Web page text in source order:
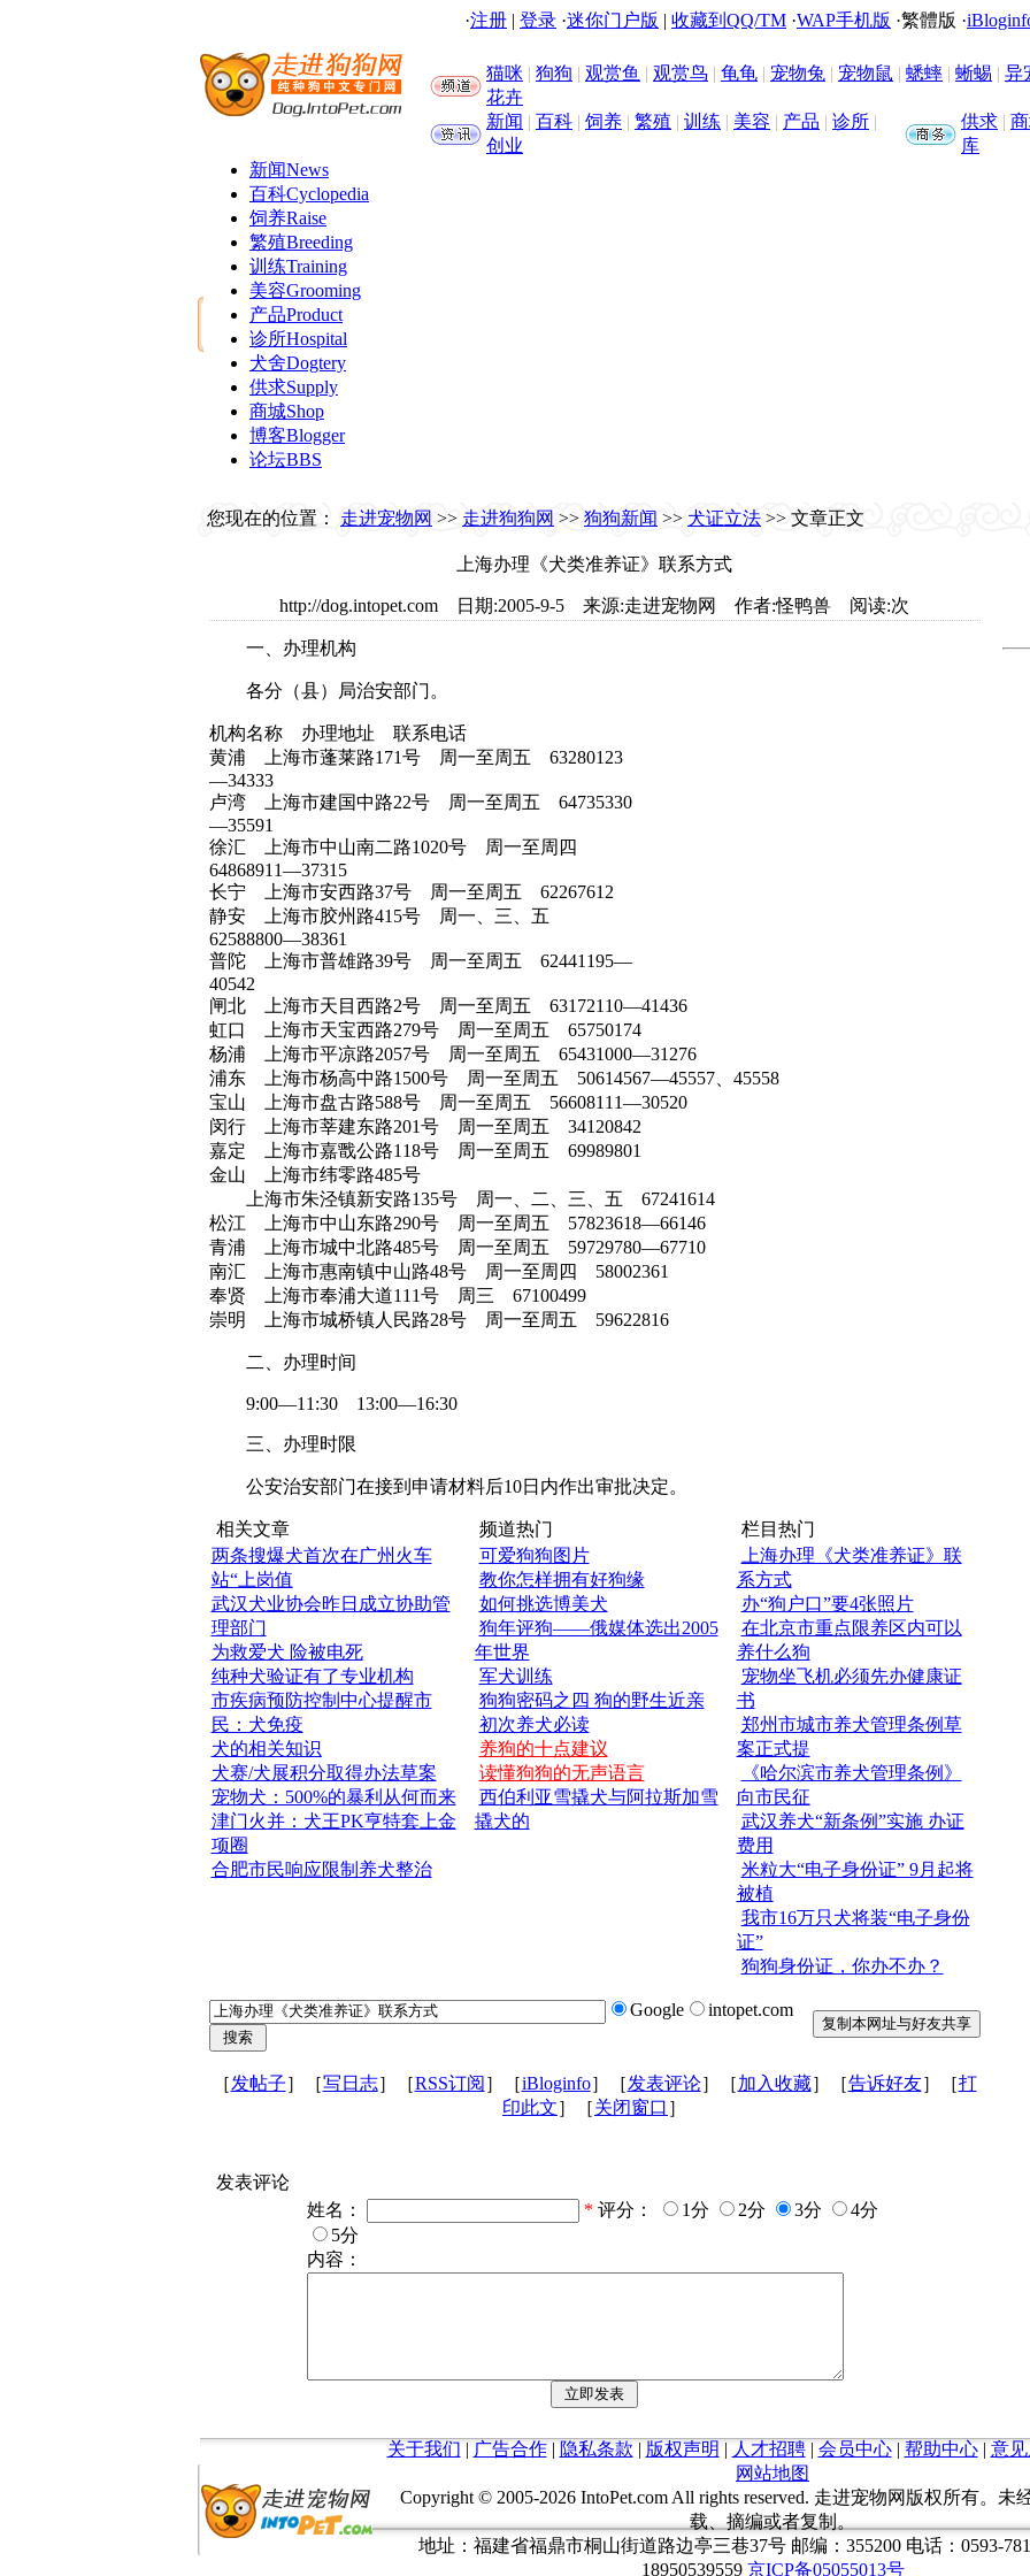
·注册 | 登录 ·迷你门户版 | 收藏到QQ/TM ·WAP手机版 ·繁體版 ·
猫咪 | 狗狗 | 观赏鱼 | 观赏鸟 | 龟龟 | 宠物兔 | 宠物鼠 | 蟋蟀 | 蜥蜴 | 异
花卉
新闻 | 百科 | 饲养 | 繁殖 | 训练 | 美容 | 产品 | 诊所 |
创业
供求 |
库
新闻News
百科Cyclopedia
饲养Raise
繁殖Breeding
训练Training
美容Grooming
产品Product
诊所Hospital
犬舍Dogtery
供求Supply
商城Shop
博客Blogger
论坛BBS
您现在的位置： 走进宠物网 >> 走进狗狗网 >> 狗狗新闻 >> 犬证立法 >> 文章正文
上海办理《犬类准养证》联系方式
http://dog.intopet.com 日期:2005-9-5 来源:走进宠物网 作者:怪鸭兽 阅读:次
一、办理机构
各分（县）局治安部门。
机构名称 办理地址 联系电话
黄浦 上海市蓬莱路171号 周一至周五 63280123
—34333
卢湾 上海市建国中路22号 周一至周五 64735330
—35591
徐汇 上海市中山南二路1020号 周一至周四
64868911—37315
长宁 上海市安西路37号 周一至周五 62267612
静安 上海市胶州路415号 周一、三、五
62588800—38361
普陀 上海市普雄路39号 周一至周五 62441195—
40542
闸北 上海市天目西路2号 周一至周五 63172110—41436
虹口 上海市天宝西路279号 周一至周五 65750174
杨浦 上海市平凉路2057号 周一至周五 65431000—31276
浦东 上海市杨高中路1500号 周一至周五 50614567—45557、45558
宝山 上海市盘古路588号 周一至周五 56608111—30520
闵行 上海市莘建东路201号 周一至周五 34120842
嘉定 上海市嘉戬公路118号 周一至周五 69989801
金山 上海市纬零路485号
上海市朱泾镇新安路135号 周一、二、三、五 67241614
松江 上海市中山东路290号 周一至周五 57823618—66146
青浦 上海市城中北路485号 周一至周五 59729780—67710
南汇 上海市惠南镇中山路48号 周一至周四 58002361
奉贤 上海市奉浦大道111号 周三 67100499
崇明 上海市城桥镇人民路28号 周一至周五 59622816
二、办理时间
9:00—11:30 13:00—16:30
三、办理时限
公安治安部门在接到申请材料后10日内作出审批决定。
相关文章
两条搜爆犬首次在广州火车
站“上岗值
武汉犬业协会昨日成立协助管
理部门
为救爱犬 险被电死
纯种犬验证有了专业机构
市疾病预防控制中心提醒市
民：犬免疫
犬的相关知识
犬赛/犬展积分取得办法草案
宠物犬：500%的暴利从何而来
津门火并：犬王PK亨特套上金
项圈
合肥市民响应限制养犬整治
频道热门
可爱狗狗图片
教你怎样拥有好狗缘
如何挑选博美犬
狗年评狗——俄媒体选出2005
年世界
军犬训练
狗狗密码之四 狗的野生近亲
初次养犬必读
养狗的十点建议
读懂狗狗的无声语言
西伯利亚雪撬犬与阿拉斯加雪
撬犬的
栏目热门
上海办理《犬类准养证》联
系方式
办“狗户口”要4张照片
在北京市重点限养区内可以
养什么狗
宠物坐飞机必须先办健康证
书
郑州市城市养犬管理条例草
案正式提
《哈尔滨市养犬管理条例》
向市民征
武汉养犬“新条例”实施 办证
费用
米粒大“电子身份证” 9月起将
被植
我市16万只犬将装“电子身份
证”
狗狗身份证，你办不办？
Google intopet.com
［发帖子］［写日志］［RSS订阅 ］［iBloginfo］［发表评论］［加入收藏］［告诉好友］［打
印此文］［关闭窗口 ］
发表评论
姓名：
* 评分： 1分 2分 3分
4分
5分
内容：
关于我们 | 广告合作| 隐私条款 | 版权声明 | 人才招聘| 会员中心| 帮助中心| 意
网站地图
Copyright © 2005-2026 IntoPet.com All rights reserved. 走进宠物网版权所有。未
载、摘编或者复制。
地址：福建省福鼎市桐山街道路边亭三巷37号 邮编：355200 电话：0593-
18950539559 京ICP备05055013号